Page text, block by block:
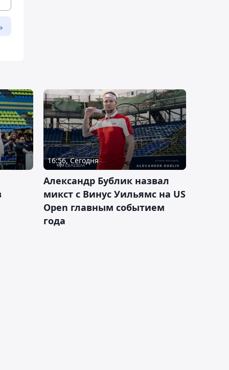
16:56, Сегодня
Александр Бублик назвал
микст с Винус Уильямс на US
Open главным событием
года